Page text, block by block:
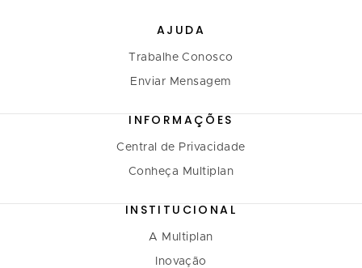
AJUDA
Trabalhe Conosco
Enviar Mensagem
INFORMAÇÕES
Central de Privacidade
Conheça Multiplan
INSTITUCIONAL
A Multiplan
Inovação